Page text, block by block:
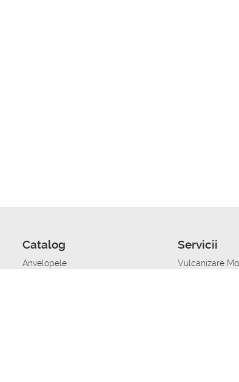
Catalog
Anvelopele
Servicii
Vulcanizare